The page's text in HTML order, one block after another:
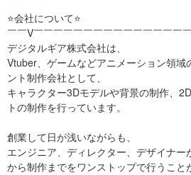
⭐会社について⭐
￣￣V￣￣￣￣￣￣￣￣￣￣￣￣￣￣￣
デジタルギア株式会社は、
Vtuber、ゲームなどアニメーション領域
ント制作会社として、
キャラクター3Dモデルや背景の制作、
トの制作を行っています。
創業して日が浅いながらも、
エンジニア、ディレクター、デザイナ
から制作までをワンストップで行うこと